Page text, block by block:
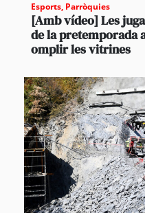
Esports, Parròquies
[Amb vídeo] Les
de la pretemporada
omplir les vitrines